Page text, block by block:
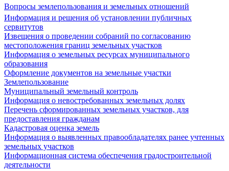
Вопросы землепользования и земельных отношений
Информация и решения об установлении публичных
сервитутов
Извещения о проведении собраний по согласованию
местоположения границ земельных участков
Информация о земельных ресурсах муниципального
образования
Оформление документов на земельные участки
Землепользование
Муниципальный земельный контроль
Информация о невостребованных земельных долях
Перечень сформированных земельных участков, для
предоставления гражданам
Кадастровая оценка земель
Информация о выявленных правообладателях ранее учтенных
земельных участков
Информационная система обеспечения градостроительной
деятельности